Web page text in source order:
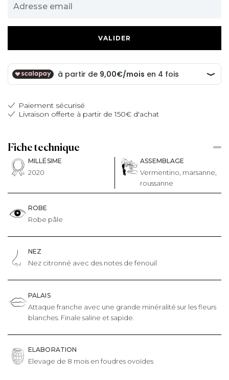
Paiement sécurisé
Livraison offerte à partir de 150€ d'achat
Fiche technique
MILLÉSIME
2020
ASSEMBLAGE
Vermentino, marsanne,
roussanne
ROBE
Robe pâle
NEZ
Nez citronné avec des notes de fenouil
PALAIS
Attaque franche avec une grande minéralité sur les fleurs
blanches. Finale saline et sapide.
ELABORATION
Elevage de 8 mois en foudres ovoïdes